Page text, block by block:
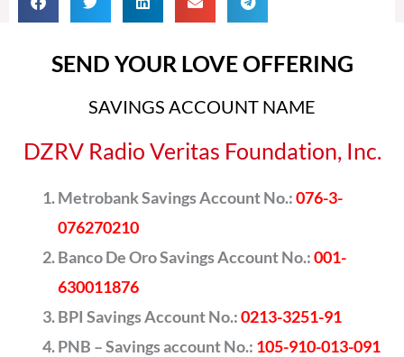
SEND YOUR LOVE OFFERING
SAVINGS ACCOUNT NAME
DZRV Radio Veritas Foundation, Inc.
Metrobank Savings Account No.:076-3-
076270210
Banco De Oro Savings Account No.:001-
630011876
BPI Savings Account No.:0213-3251-91
PNB – Savings account No.: 105-910-013-091